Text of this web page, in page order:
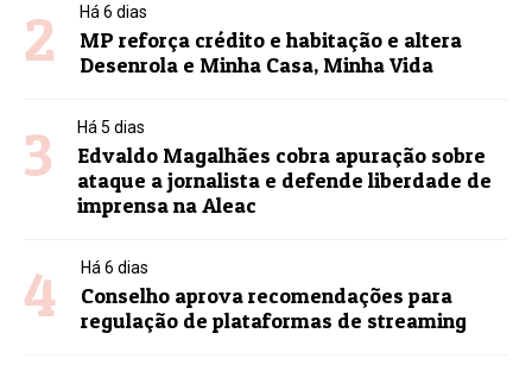
2 Há 6 dias
MP reforça crédito e habitação e altera
Desenrola e Minha Casa, Minha Vida
3 Há 5 dias
Edvaldo Magalhães cobra apuração sobre
ataque a jornalista e defende liberdade de
imprensa na Aleac
4 Há 6 dias
Conselho aprova recomendações para
regulação de plataformas de streaming